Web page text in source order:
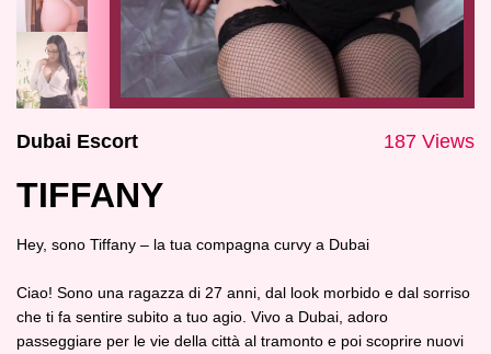
Dubai Escort 187 Views
TIFFANY
Hey, sono Tiffany – la tua compagna curvy a Dubai
Ciao! Sono una ragazza di 27 anni, dal look morbido e dal sorriso
che ti fa sentire subito a tuo agio. Vivo a Dubai, adoro
passeggiare per le vie della città al tramonto e poi scoprire nuovi